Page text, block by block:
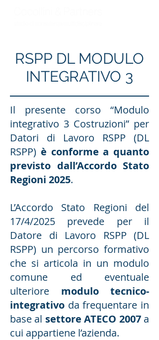
RSPP DL MODULO
INTEGRATIVO 3
Il presente corso “Modulo
integrativo 3 Costruzioni” per
Datori di Lavoro RSPP (DL
RSPP) è conforme a quanto
previsto dall’Accordo Stato
Regioni 2025.
L’Accordo Stato Regioni del
17/4/2025 prevede per il
Datore di Lavoro RSPP (DL
RSPP) un percorso formativo
che si articola in un modulo
comune ed eventuale
ulteriore modulo tecnico-
integrativo da frequentare in
base al settore ATECO 2007a
cui appartiene l’azienda.